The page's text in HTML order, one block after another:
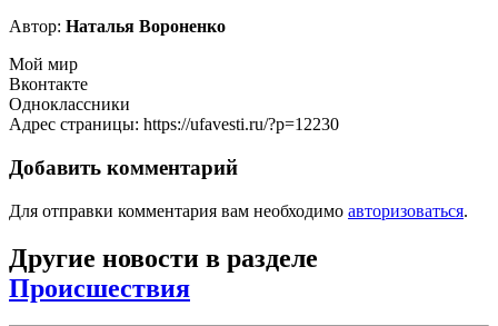
Автор: Наталья Вороненко
Мой мир
Вконтакте
Одноклассники
Адрес страницы: https://ufavesti.ru/?p=12230
Добавить комментарий
Для отправки комментария вам необходимо авторизоваться.
Другие новости в разделе
Происшествия